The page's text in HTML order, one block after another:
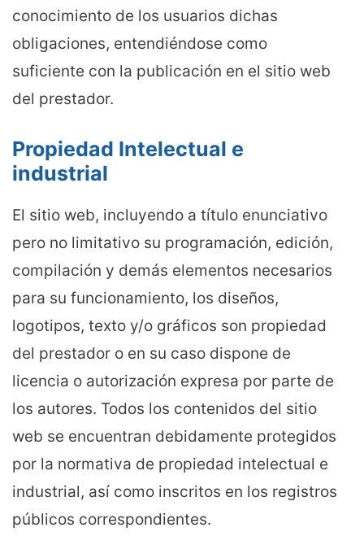
conocimiento de los usuarios dichas
obligaciones, entendiéndose como
suficiente con la publicación en el sitio web
del prestador.
Propiedad Intelectual e
industrial
El sitio web, incluyendo a título enunciativo
pero no limitativo su programación, edición,
compilación y demás elementos necesarios
para su funcionamiento, los diseños,
logotipos, texto y/o gráficos son propiedad
del prestador o en su caso dispone de
licencia o autorización expresa por parte de
los autores. Todos los contenidos del sitio
web se encuentran debidamente protegidos
por la normativa de propiedad intelectual e
industrial, así como inscritos en los registros
públicos correspondientes.